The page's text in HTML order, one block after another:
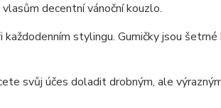
decentní vánoční kouzlo.
stylingu. Gumičky jsou
svůj účes doladit drobným, ale